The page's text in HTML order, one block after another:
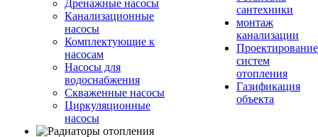
Дренажные насосы
Канализационные
насосы
Комплектующие к
насосам
Насосы для
водоснабжения
Скваженные насосы
Циркуляционные
насосы
сантехники
монтаж
канализации
Проектирование
систем
отопления
Газификация
объекта